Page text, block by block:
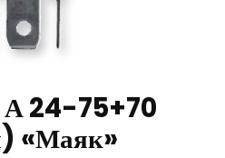
24-75+70
«Маяк»